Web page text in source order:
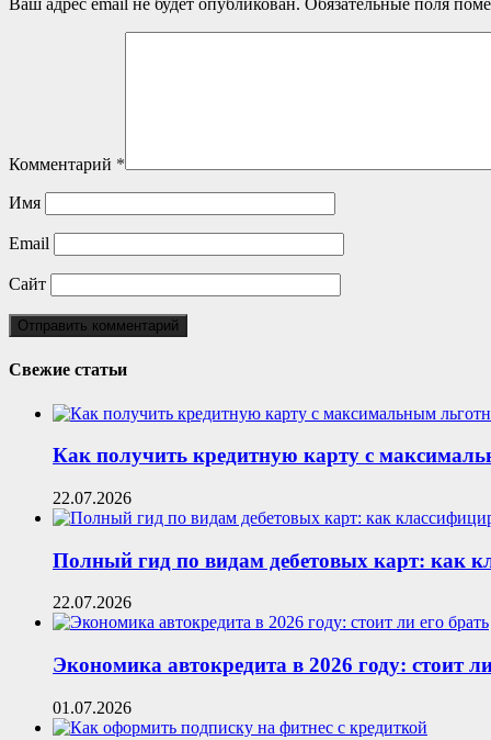
Ваш адрес email не будет опубликован. Обязательные поля
Комментарий *
Имя
Email
Сайт
Свежие статьи
Как получить кредитную карту с
22.07.2026
Полный гид по видам дебетовых карт: как
22.07.2026
Экономика автокредита в 2026 году: стоит
01.07.2026